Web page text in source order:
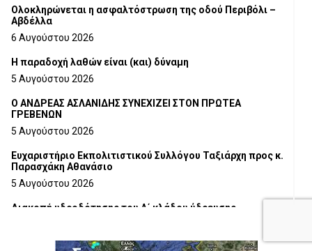
Ολοκληρώνεται η ασφαλτόστρωση της οδού Περιβόλι –
Αβδέλλα
6 Αυγούστου 2026
H παραδοχή λαθών είναι (και) δύναμη
5 Αυγούστου 2026
Ο ΑΝΔΡΕΑΣ ΑΣΛΑΝΙΔΗΣ ΣΥΝΕΧΙΖΕΙ ΣΤΟΝ ΠΡΩΤΕΑ
ΓΡΕΒΕΝΩΝ
5 Αυγούστου 2026
Ευχαριστήριο Εκπολιτιστικού Συλλόγου Ταξιάρχη προς κ.
Παρασχάκη Αθανάσιο
5 Αυγούστου 2026
Διακοπή υδροδότησης του Α΄ κλάδου ύδρευσης